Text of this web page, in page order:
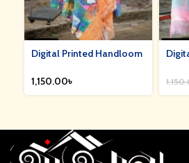
Digital Printed Handloom
৳